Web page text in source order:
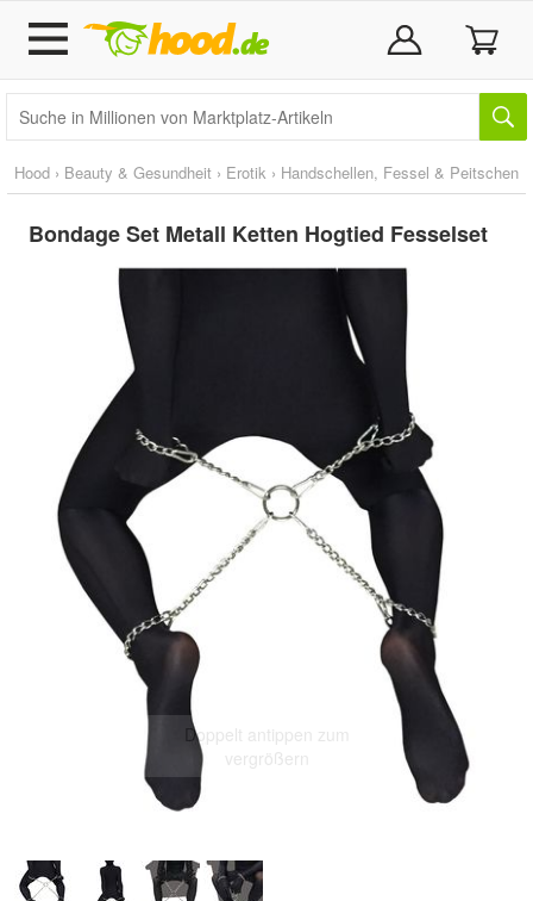
Hood › Beauty & Gesundheit › Erotik › Handschellen, Fessel & Peitschen
Bondage Set Metall Ketten Hogtied Fesselset
Doppelt antippen zum
vergrößern